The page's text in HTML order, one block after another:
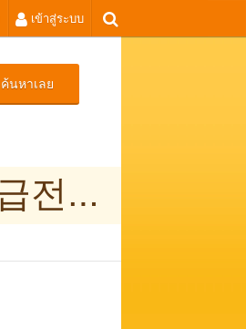
เข้าสู่ระบบ
ค้นหาเลย
무방문당일대출 탤ㄺ램 tsbusim 충청남도신불자소액급전대출 탬스뷰선불유심내구제 앱테크소액추천 선불유심20만원